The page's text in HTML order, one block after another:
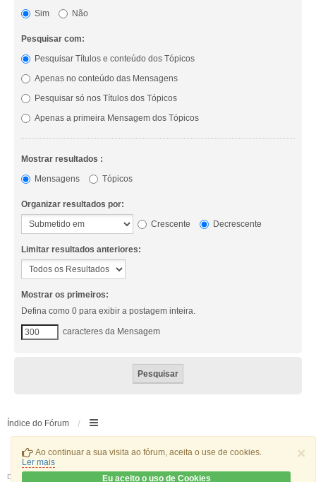
×
Ao continuar a sua visita ao fórum, aceita o use de cookies.
Ler mais
Eu aceito o uso de Cookies
Sim
Não
Pesquisar com:
Pesquisar Títulos e conteúdo dos Tópicos
Apenas no conteúdo das Mensagens
Pesquisar só nos Títulos dos Tópicos
Apenas a primeira Mensagem dos Tópicos
Mostrar resultados :
Mensagens
Tópicos
Organizar resultados por:
Crescente
Decrescente
Limitar resultados anteriores:
Mostrar os primeiros:
Defina como 0 para exibir a postagem inteira.
caracteres da Mensagem
Índice do Fórum
Desenvolvido por ® Forum Software © phpBB Limited